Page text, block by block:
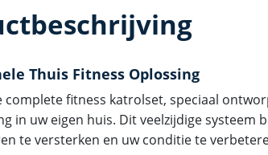
Thuis Fitness Oplossing
complete fitness katrolset, speciaal
in uw eigen huis. Dit veelzijdige systeem
te versterken en uw conditie te